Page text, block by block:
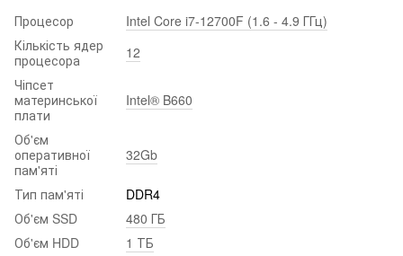
Процесор
Intel Core i7-12700F (1.6 - 4.9 ГГц)
Кількість ядер
процесора
12
Чіпсет
материнської
плати
Intel® B660
Об'єм
оперативної
пам'яті
32Gb
Тип пам'яті
DDR4
Об'єм SSD
480 ГБ
Об'єм HDD
1 ТБ